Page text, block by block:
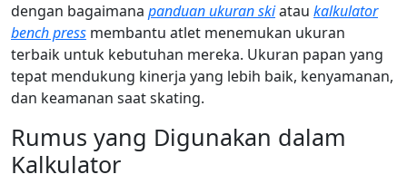
dengan bagaimana panduan ukuran skiatau kalkulator
bench press membantu atlet menemukan ukuran
terbaik untuk kebutuhan mereka. Ukuran papan yang
tepat mendukung kinerja yang lebih baik, kenyamanan,
dan keamanan saat skating.
Rumus yang Digunakan dalam
Kalkulator